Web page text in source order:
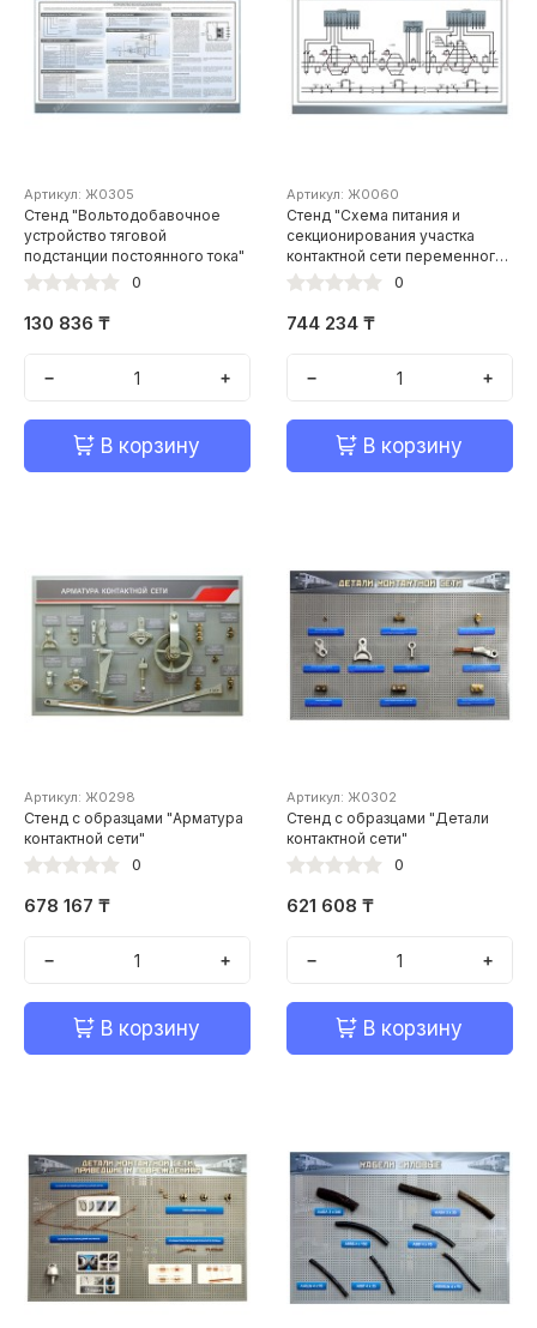
Артикул: Ж0305
Стенд "Вольтодобавочное
устройство тяговой
подстанции постоянного тока"
0
130 836 ₸
− +
В корзину
Артикул: Ж0060
Стенд "Схема питания и
секционирования участка
контактной сети переменного
тока"
0
744 234 ₸
− +
В корзину
Артикул: Ж0298
Стенд с образцами "Арматура
контактной сети"
0
678 167 ₸
− +
В корзину
Артикул: Ж0302
Стенд с образцами "Детали
контактной сети"
0
621 608 ₸
− +
В корзину